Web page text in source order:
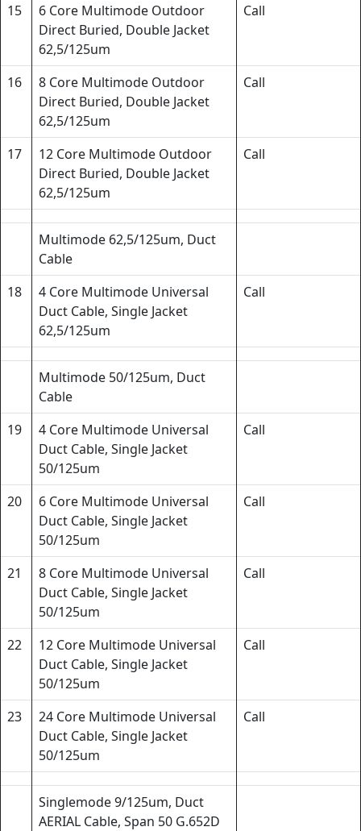
15
6 Core Multimode Outdoor
Direct Buried, Double Jacket
62,5/125um
Call
16
8 Core Multimode Outdoor
Direct Buried, Double Jacket
62,5/125um
Call
17
12 Core Multimode Outdoor
Direct Buried, Double Jacket
62,5/125um
Call
Multimode 62,5/125um, Duct
Cable
18
4 Core Multimode Universal
Duct Cable, Single Jacket
62,5/125um
Call
Multimode 50/125um, Duct
Cable
19
4 Core Multimode Universal
Duct Cable, Single Jacket
50/125um
Call
20
6 Core Multimode Universal
Duct Cable, Single Jacket
50/125um
Call
21
8 Core Multimode Universal
Duct Cable, Single Jacket
50/125um
Call
22
12 Core Multimode Universal
Duct Cable, Single Jacket
50/125um
Call
23
24 Core Multimode Universal
Duct Cable, Single Jacket
50/125um
Call
Singlemode 9/125um, Duct
AERIAL Cable, Span 50 G.652D